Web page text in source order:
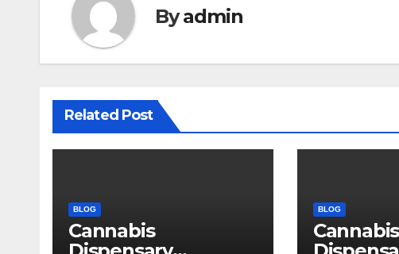
Byadmin
Related Post
BLOG
Cannabis
BLOG
Cannabis